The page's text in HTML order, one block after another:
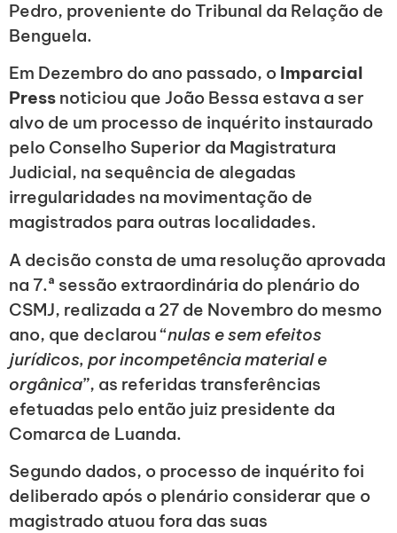
Pedro, proveniente do Tribunal da Relação de
Benguela.
Em Dezembro do ano passado, o Imparcial
Press noticiou que João Bessa estava a ser
alvo de um processo de inquérito instaurado
pelo Conselho Superior da Magistratura
Judicial, na sequência de alegadas
irregularidades na movimentação de
magistrados para outras localidades.
A decisão consta de uma resolução aprovada
na 7.ª sessão extraordinária do plenário do
CSMJ, realizada a 27 de Novembro do mesmo
ano, que declarou “nulas e sem efeitos
jurídicos, por incompetência material e
orgânica”, as referidas transferências
efetuadas pelo então juiz presidente da
Comarca de Luanda.
Segundo dados, o processo de inquérito foi
deliberado após o plenário considerar que o
magistrado atuou fora das suas